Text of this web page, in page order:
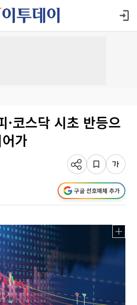
·코스닥 시초 반등으
가
구글 선호매체 추가